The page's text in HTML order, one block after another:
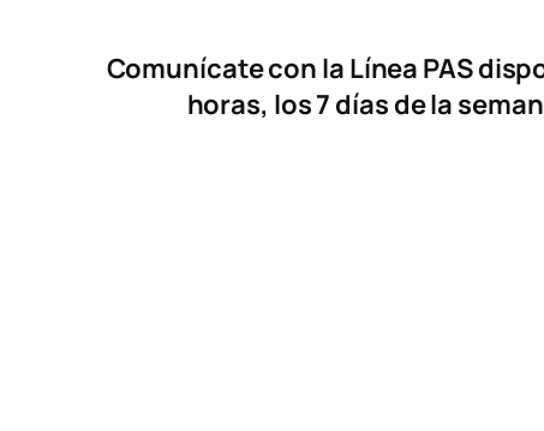
Comunícate con la Línea PAS
horas, los 7 días de la